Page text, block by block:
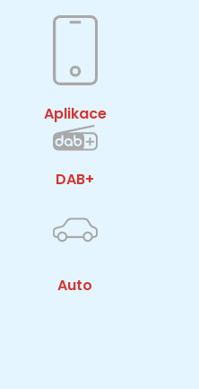
Aplikace
DAB+
Auto